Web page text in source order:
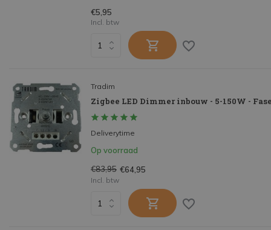
€5,95
Incl. btw
Tradim
Zigbee LED Dimmer inbouw - 5-150W -
Deliverytime
Op voorraad
€83,95 €64,95
Incl. btw